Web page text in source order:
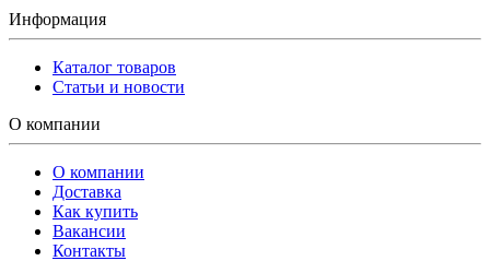
Информация
Каталог товаров
Статьи и новости
О компании
О компании
Доставка
Как купить
Вакансии
Контакты